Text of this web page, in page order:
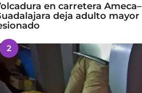
en carretera Ameca–
deja adulto mayor
2